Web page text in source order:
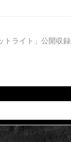
トライト」公開収